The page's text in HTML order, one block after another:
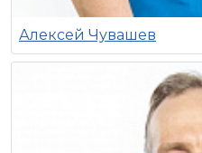
Алексей Чувашев